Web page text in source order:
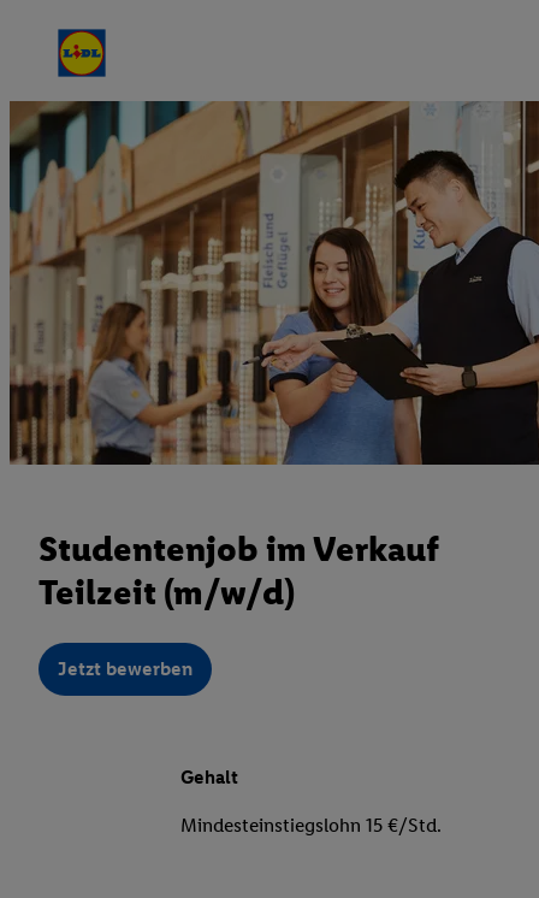
Studentenjob im Verkauf
Teilzeit (m/w/d)
Jetzt bewerben
Gehalt
Mindesteinstiegslohn 15 €/Std.